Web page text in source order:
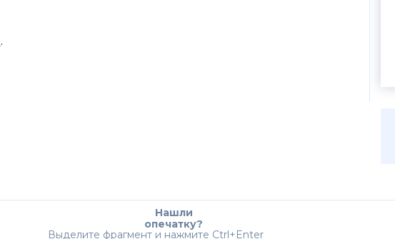
.
Нашли
опечатку?
Выделите фрагмент и нажмите Ctrl+Enter